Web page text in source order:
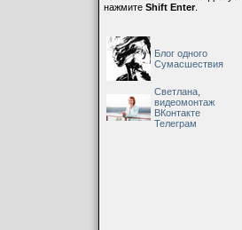
нажмите Shift Enter.
Блог одного
Сумасшествия
Светлана,
видеомонтаж
ВКонтакте
Телеграм